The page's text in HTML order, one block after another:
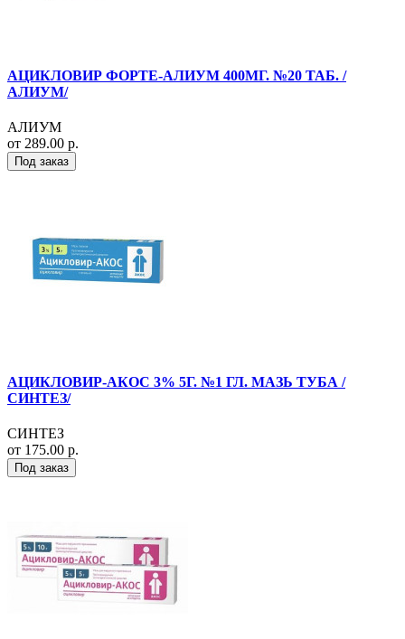
АЦИКЛОВИР ФОРТЕ-АЛИУМ 400МГ. №20 ТАБ. /
АЛИУМ/
АЛИУМ
от 289.00 р.
Под заказ
АЦИКЛОВИР-АКОС 3% 5Г. №1 ГЛ. МАЗЬ ТУБА /
СИНТЕЗ/
СИНТЕЗ
от 175.00 р.
Под заказ